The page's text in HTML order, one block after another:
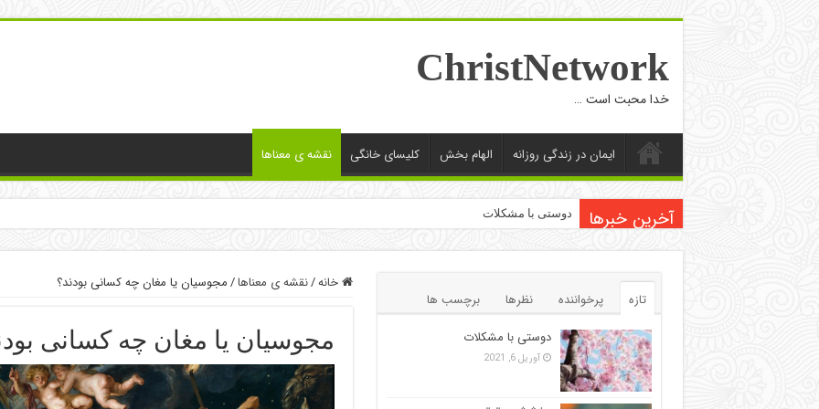
ChristNetwork
خدا محبت است …
ایمان در زندگی روزانه الهام بخش کلیسای خانگی نقشه ی معناها
آخرین خبرها دوستی با مشکلات
خانه/نقشه ی معناها/مجوسیان یا مغان چه کسانی بودند؟
مجوسیان یا مغان چه کسانی
تازه پرخواننده نظرها
برچسب ها
دوستی با مشکلات
آوریل 6, 2021